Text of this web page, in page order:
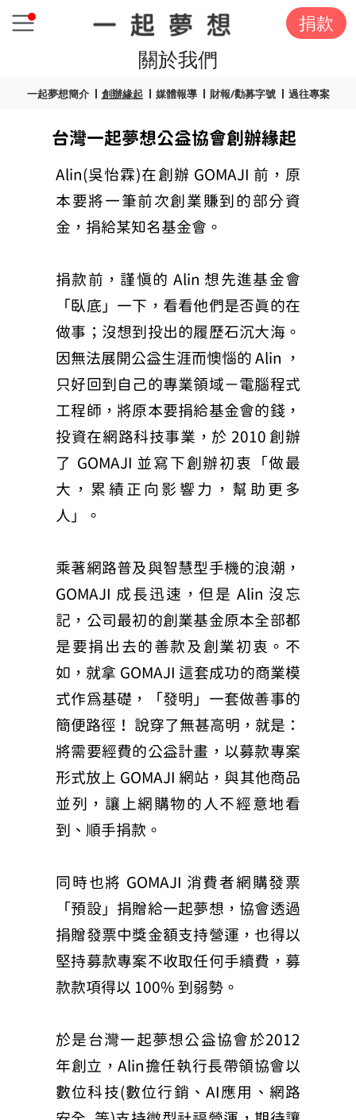
捐款
關於我們
一起夢想簡介 創辦緣起 媒體報導 財報/勸募字號 過往專案